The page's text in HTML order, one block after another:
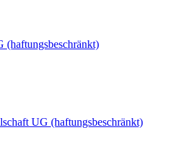
(haftungsbeschränkt)
UG (haftungsbeschränkt)